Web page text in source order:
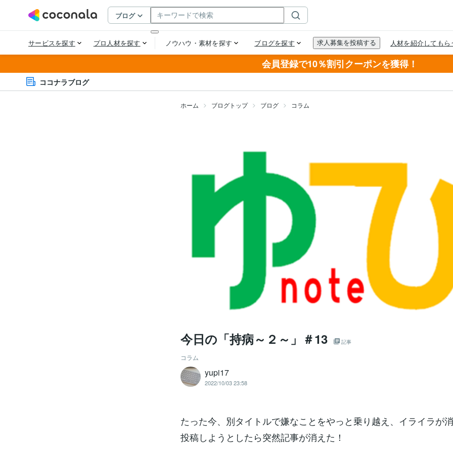
会員登録で10％割引クーポンを獲得！
ココナラブログ
ホーム ブログトップ ブログ コラム
今日の「持病～２～」＃13 記事
コラム
yupi17
2022/10/03 23:58
たった今、別タイトルで嫌なことをやっと乗り越え、イライラが
投稿しようとしたら突然記事が消えた！